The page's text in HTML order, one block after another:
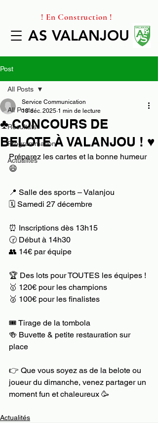
! En Construction !
AS VALANJOU
AS VALANJOU
Post
All Posts
Résultats
Programmation
Actualités
All Posts
♣️ CONCOURS DE
BELOTE À VALANJOU ! ♥️
Service Communication
18 déc. 2025 1 min de lecture
Préparez les cartes et la bonne humeur
😄
📍 Salle des sports – Valanjou
🗓 Samedi 27 décembre
⏰ Inscriptions dès 13h15
🕝 Début à 14h30
👥 14€ par équipe
🏆 Des lots pour TOUTES les équipes !
🥇 120€ pour les champions
🥈 100€ pour les finalistes
🎟 Tirage de la tombola
🍻 Buvette & petite restauration sur
place
👉 Que vous soyez as de la belote ou
joueur du dimanche, venez partager un
moment fun et chaleureux 🥳
Actualités